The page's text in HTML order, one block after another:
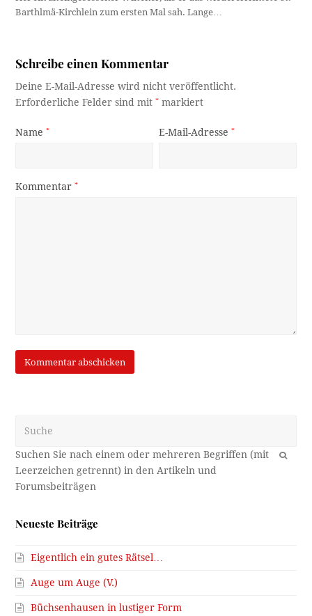
Barthlmä-Kirchlein zum ersten Mal sah. Lange…
Schreibe einen Kommentar
Deine E-Mail-Adresse wird nicht veröffentlicht.
Erforderliche Felder sind mit* markiert
Name* E-Mail-Adresse*
Kommentar*
OK
Neueste Beiträge
Eigentlich ein gutes Rätsel…
Auge um Auge (V.)
Büchsenhausen in lustiger Form